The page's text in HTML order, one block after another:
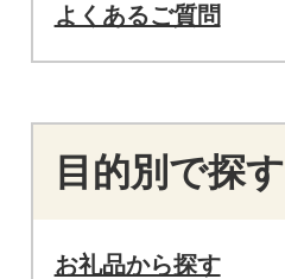
よくあるご質問
目的別で探す
お礼品から探す